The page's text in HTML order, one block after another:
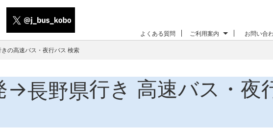
よくある質問 ご利用案内 お問い合
の高速バス・夜行バス 検索
→長野県行き 高速バス・夜